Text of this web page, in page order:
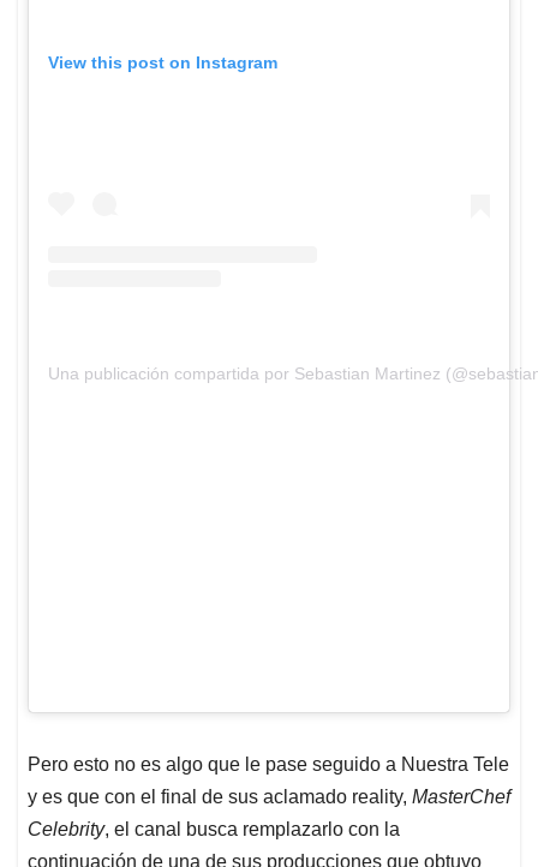
View this post on Instagram
Una publicación compartida por Sebastian Martinez
Pero esto no es algo que le pase seguido a Nuestra Tele
y es que con el final de sus aclamado reality, MasterChef
Celebrity, el canal busca remplazarlo con la
continuación de una de sus producciones que obtuvo